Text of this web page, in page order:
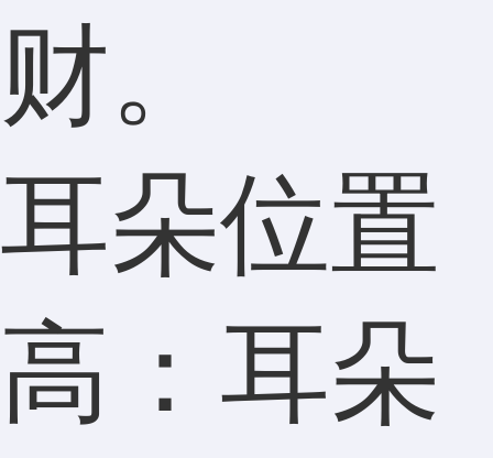
财。
耳朵位置
高：耳朵